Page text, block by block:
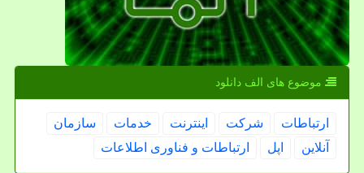
موضوع های الف دانلود
ارتباطات شركت اینترنت خدمات
سازمان
آنلاین
اپل ارتباطات و فناوری اطلاعات